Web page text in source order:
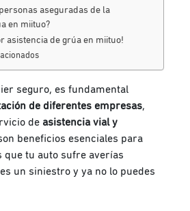
aseguradas de la
en miituo?
asistencia de grúa en miituo!
seguro, es fundamental
de diferentes empresas,
de asistencia vial y
beneficios esenciales para
que tu auto sufre averías
un siniestro y ya no lo puedes